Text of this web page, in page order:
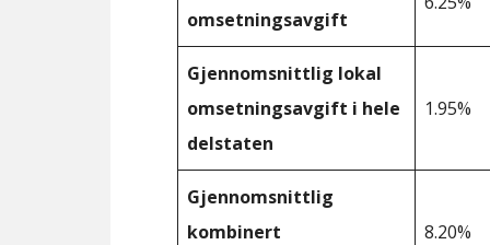
omsetningsavgift
Gjennomsnittlig lokal
omsetningsavgift i hele
delstaten
1.95%
Gjennomsnittlig
kombinert
8.20%